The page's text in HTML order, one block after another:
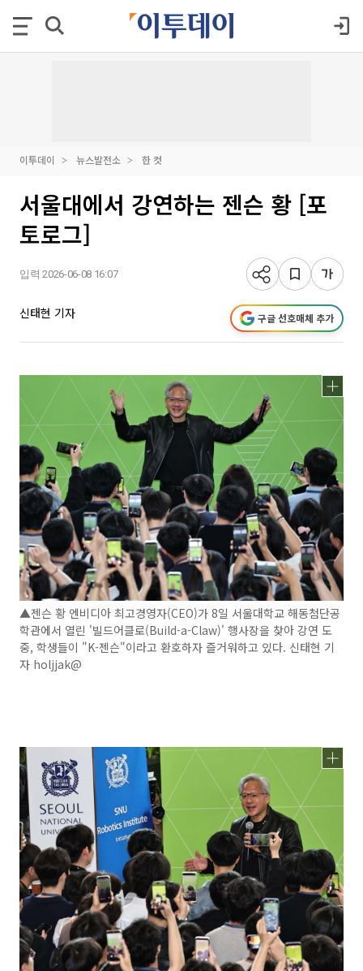
이투데이 뉴스발전소 한 컷
서울대에서 강연하는 젠슨 황 [포
토로그]
입력 2026-06-08 16:07
신태현 기자 구글 선호매체 추가
▲젠슨 황 엔비디아 최고경영자(CEO)가 8일 서울대학교 해동첨단공
학관에서 열린 '빌드어클로(Build-a-Claw)' 행사장을 찾아 강연 도
중, 학생들이 "K-젠슨"이라고 환호하자 즐거워하고 있다. 신태현 기
자 holjjak@